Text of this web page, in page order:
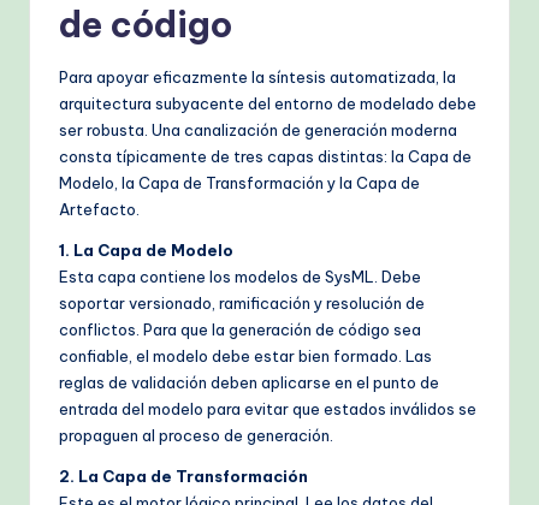
de código
Para apoyar eficazmente la síntesis automatizada, la
arquitectura subyacente del entorno de modelado debe
ser robusta. Una canalización de generación moderna
consta típicamente de tres capas distintas: la Capa de
Modelo, la Capa de Transformación y la Capa de
Artefacto.
1. La Capa de Modelo
Esta capa contiene los modelos de SysML. Debe
soportar versionado, ramificación y resolución de
conflictos. Para que la generación de código sea
confiable, el modelo debe estar bien formado. Las
reglas de validación deben aplicarse en el punto de
entrada del modelo para evitar que estados inválidos se
propaguen al proceso de generación.
2. La Capa de Transformación